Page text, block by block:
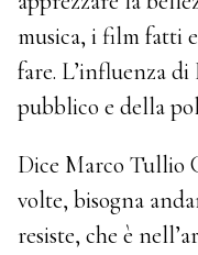
musica, i film fatti
fare. L’influenza
pubblico e della
Dice Marco Tullio
volte, bisogna
resiste, che è